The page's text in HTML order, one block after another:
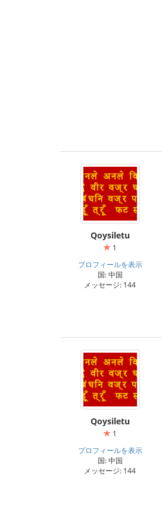
Qoysiletu
1
プロフィールを表示
国: 中国
メッセージ: 144
Qoysiletu
1
プロフィールを表示
国: 中国
メッセージ: 144